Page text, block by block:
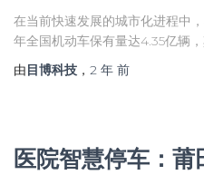
在当前快速发展的城市化进程中
年全国机动车保有量达4.35亿辆
由目博科技 ， 2 年 前
医院智慧停车：